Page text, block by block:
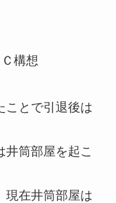
構想
ことで引退後は
筒部屋を起こ
現在井筒部屋は